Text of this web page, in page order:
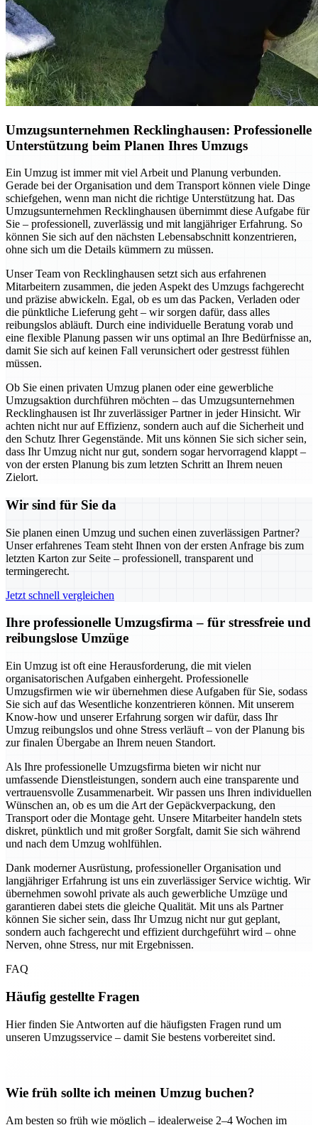
Umzugsunternehmen Recklinghausen: Professionelle
Unterstützung beim Planen Ihres Umzugs
Ein Umzug ist immer mit viel Arbeit und Planung verbunden.
Gerade bei der Organisation und dem Transport können viele Dinge
schiefgehen, wenn man nicht die richtige Unterstützung hat. Das
Umzugsunternehmen Recklinghausen übernimmt diese Aufgabe für
Sie – professionell, zuverlässig und mit langjähriger Erfahrung. So
können Sie sich auf den nächsten Lebensabschnitt konzentrieren,
ohne sich um die Details kümmern zu müssen.
Unser Team von Recklinghausen setzt sich aus erfahrenen
Mitarbeitern zusammen, die jeden Aspekt des Umzugs fachgerecht
und präzise abwickeln. Egal, ob es um das Packen, Verladen oder
die pünktliche Lieferung geht – wir sorgen dafür, dass alles
reibungslos abläuft. Durch eine individuelle Beratung vorab und
eine flexible Planung passen wir uns optimal an Ihre Bedürfnisse an,
damit Sie sich auf keinen Fall verunsichert oder gestresst fühlen
müssen.
Ob Sie einen privaten Umzug planen oder eine gewerbliche
Umzugsaktion durchführen möchten – das Umzugsunternehmen
Recklinghausen ist Ihr zuverlässiger Partner in jeder Hinsicht. Wir
achten nicht nur auf Effizienz, sondern auch auf die Sicherheit und
den Schutz Ihrer Gegenstände. Mit uns können Sie sich sicher sein,
dass Ihr Umzug nicht nur gut, sondern sogar hervorragend klappt –
von der ersten Planung bis zum letzten Schritt an Ihrem neuen
Zielort.
Wir sind für Sie da
Sie planen einen Umzug und suchen einen zuverlässigen Partner?
Unser erfahrenes Team steht Ihnen von der ersten Anfrage bis zum
letzten Karton zur Seite – professionell, transparent und
termingerecht.
Jetzt schnell vergleichen
Ihre professionelle Umzugsfirma – für stressfreie und
reibungslose Umzüge
Ein Umzug ist oft eine Herausforderung, die mit vielen
organisatorischen Aufgaben einhergeht. Professionelle
Umzugsfirmen wie wir übernehmen diese Aufgaben für Sie, sodass
Sie sich auf das Wesentliche konzentrieren können. Mit unserem
Know-how und unserer Erfahrung sorgen wir dafür, dass Ihr
Umzug reibungslos und ohne Stress verläuft – von der Planung bis
zur finalen Übergabe an Ihrem neuen Standort.
Als Ihre professionelle Umzugsfirma bieten wir nicht nur
umfassende Dienstleistungen, sondern auch eine transparente und
vertrauensvolle Zusammenarbeit. Wir passen uns Ihren individuellen
Wünschen an, ob es um die Art der Gepäckverpackung, den
Transport oder die Montage geht. Unsere Mitarbeiter handeln stets
diskret, pünktlich und mit großer Sorgfalt, damit Sie sich während
und nach dem Umzug wohlfühlen.
Dank moderner Ausrüstung, professioneller Organisation und
langjähriger Erfahrung ist uns ein zuverlässiger Service wichtig. Wir
übernehmen sowohl private als auch gewerbliche Umzüge und
garantieren dabei stets die gleiche Qualität. Mit uns als Partner
können Sie sicher sein, dass Ihr Umzug nicht nur gut geplant,
sondern auch fachgerecht und effizient durchgeführt wird – ohne
Nerven, ohne Stress, nur mit Ergebnissen.
FAQ
Häufig gestellte Fragen
Hier finden Sie Antworten auf die häufigsten Fragen rund um
unseren Umzugsservice – damit Sie bestens vorbereitet sind.
Wie früh sollte ich meinen Umzug buchen?
Am besten so früh wie möglich – idealerweise 2–4 Wochen im